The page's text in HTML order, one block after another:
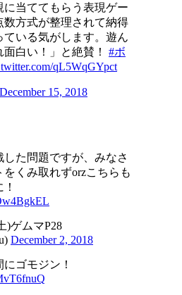
当ててもらう表現ゲー
数方式が整理されて納得
いる気がします。遊ん
白い！」と絶賛！ #ボ
qL5WqGYpct
December 15, 2018
した問題ですが、みなさ
くみ取れずorzこちらも
)ゲムマP28
December 2, 2018
ゴモジン！